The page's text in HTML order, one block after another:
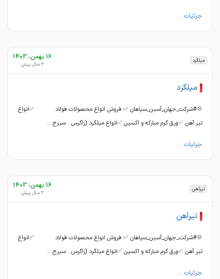
جزئیات ...
میلگرد 16 بهمن، 1403
2 سال پیش
میلگرد
💠#شرکت_جهان_آسین_سپاهان ✅ فروش انواع محصولات فولاد ✅انواع
تیر آهن ✅ورق گرم مبارکه و اکسین ✅انواع میلگرد (زاگرس . سیرج ...
جزئیات ...
تیرآهن 16 بهمن، 1403
2 سال پیش
تیرآهن
💠#شرکت_جهان_آسین_سپاهان ✅ فروش انواع محصولات فولاد ✅انواع
تیر آهن ✅ورق گرم مبارکه و اکسین ✅انواع میلگرد (زاگرس . سیرج ...
جزئیات ...